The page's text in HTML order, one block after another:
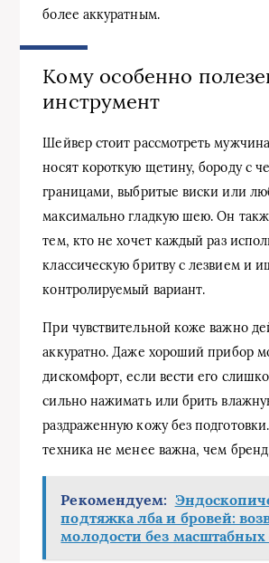
более аккуратным.
Кому особенно
инструмент
Шейвер стоит рассмотреть
носят короткую щетину, бороду с
границами, выбритые виски или
максимально гладкую шею. Он
тем, кто не хочет каждый раз
классическую бритву с лезвием и
контролируемый вариант.
При чувствительной коже важно
аккуратно. Даже хороший прибор
дискомфорт, если вести его
сильно нажимать или брить
раздраженную кожу без
техника не менее важна, чем
Рекомендуем:
подтяжка лба и бровей:
молодости без